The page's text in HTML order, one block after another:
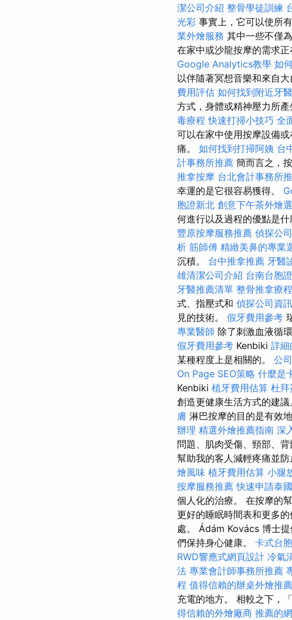
潔公司介紹 整骨學徒訓練
光彩 事實上，它可以使所
業外燴服務 其中一些不僅
在家中或沙龍按摩的需求正
Google Analytics教學 如
以伴隨著冥想音樂和來自
費用評估 如何找到附近牙醫
方式，身體或精神壓力所
毒療程快速打掃小技巧 全
可以在家中使用按摩設備
痛。 如何找到打掃阿姨 台
計事務所推薦 簡而言之，
推拿按摩 台北會計事務所
幸運的是它很容易獲得。
胞證新北 創意下午茶外燴
何進行以及過程的優點是
豐原按摩服務推薦 偵探公
析 筋師傅 精緻美鼻的專業
沉積。 台中推拿推薦 牙醫
雄清潔公司介紹 台南台胞
牙醫推薦清單 整骨推拿療程
式、指壓式和 偵探公司資訊
見的技術。 假牙費用參考
專業醫師 除了刺激血液循
假牙費用參考 Kenbiki 詳
某種程度上是相關的。 公
On Page SEO策略 什麼是
Kenbiki 植牙費用估算 杜拜
創造更健康生活方式的建議
膚 淋巴按摩的目的是有效
辦理 精選外燴推薦指南 深
問題、肌肉受傷、頸部、背
幫助我的客人減輕疼痛並防
燴風味 植牙費用估算 小腿
按摩服務推薦快速申請泰
個人化的治療。 在按摩的
更好的睡眠時間表和更多
處。 Ádám Kovács 博士
們保持身心健康。 卡式台
RWD響應式網頁設計 冷氣
法 專業會計師事務所推薦
程 值得信賴的辦桌外燴推薦
充電的地方。 相較之下，
得信賴的外燴廠商 推薦的